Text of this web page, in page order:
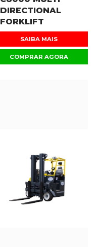
DIRECTIONAL
FORKLIFT
SAIBA MAIS
COMPRAR AGORA